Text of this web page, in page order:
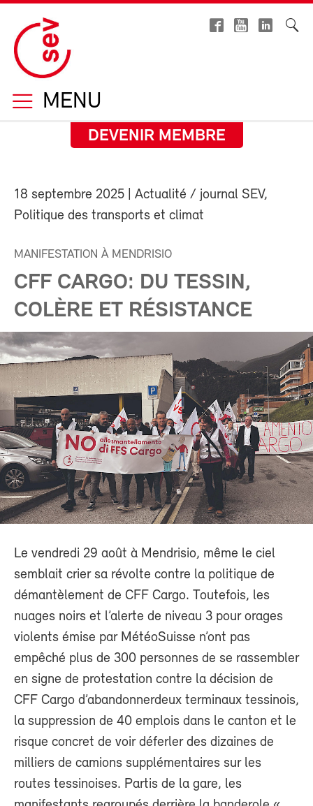
MENU
DEVENIR MEMBRE
18 septembre 2025 | Actualité / journal SEV,
Politique des transports et climat
MANIFESTATION À MENDRISIO
CFF CARGO: DU TESSIN,
COLÈRE ET RÉSISTANCE
Le vendredi 29 août à Mendrisio, même le ciel
semblait crier sa révolte contre la politique de
démantèlement de CFF Cargo. Toutefois, les
nuages noirs et l’alerte de niveau 3 pour orages
violents émise par MétéoSuisse n’ont pas
empêché plus de 300 personnes de se rassembler
en signe de protestation contre la décision de
CFF Cargo d’abandonnerdeux terminaux tessinois,
la suppression de 40 emplois dans le canton et le
risque concret de voir déferler des dizaines de
milliers de camions supplémentaires sur les
routes tessinoises. Partis de la gare, les